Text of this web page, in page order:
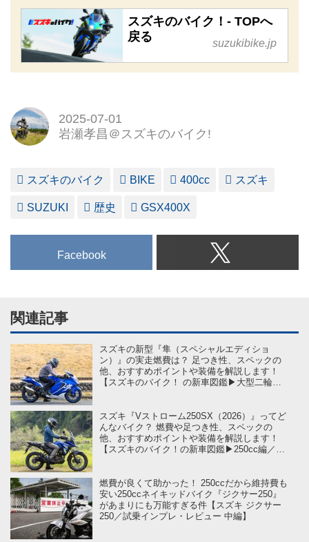
スズキのバイク！- TOPへ
戻る
suzukibike.jp
2025-07-01
岩瀬孝昌＠スズキのバイク!
スズキのバイク BIKE 400cc スズキ
SUZUKI 歴史 GSX400X
Facebook
関連記事
スズキの新型『隼（スペシャルエディショ
ン）』の実走燃費は？ 足つき性、スペックの
他、おすすめポイントや装備を解説します！
【スズキのバイク！ の新車図鑑▶大型二輪ク
スズキ『Vストローム250SX（2026）』ってど
んなバイク？ 燃費や足つき性、スペックの
他、おすすめポイントや装備を解説します！
【スズキのバイク！の新車図鑑▶250cc編／
燃費が良くて助かった！ 250ccだから維持費も
安い250ccネイキッドバイク『ジクサー250』
があまりにも万能すぎる件【スズキ ジクサー
250／試乗インプレ・レビュー 中編】